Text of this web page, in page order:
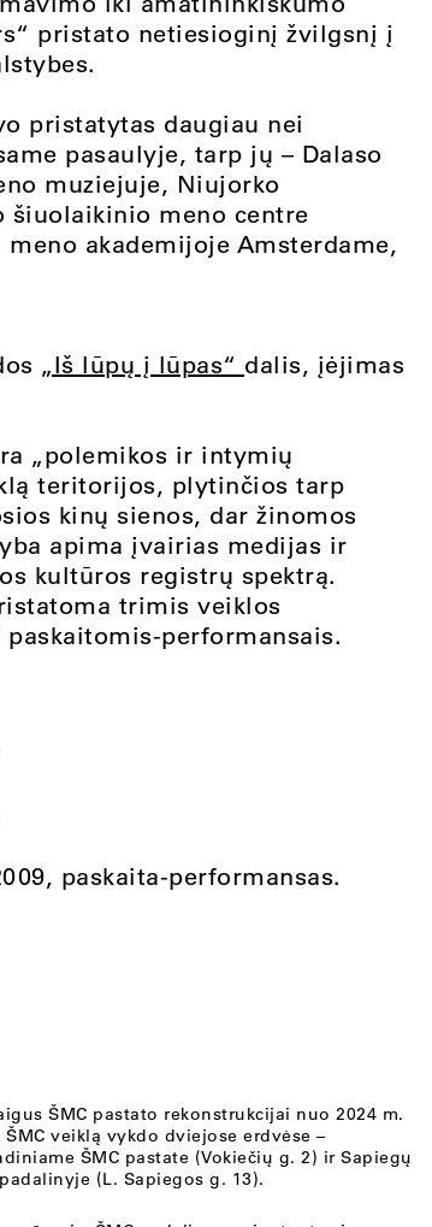
pristato netiesioginį žvilgsnį į
pristatytas daugiau nei
pasaulyje, tarp jų – Dalaso
muziejuje, Niujorko
meno centre
meno akademijoje Amsterdame,
„Iš lūpų į lūpas“ dalis, įėjimas
„polemikos ir intymių
teritorijos, plytinčios tarp
kinų sienos, dar žinomos
apima įvairias medijas ir
kultūros registrų spektrą.
trimis veiklos
performansais.
paskaita-performansas.
ŠMC pastato rekonstrukcijai nuo 2024 m.
ŠMC veiklą vykdo dviejose erdvėse –
ŠMC pastate (Vokiečių g. 2) ir Sapiegų
(L. Sapiegos g. 13).